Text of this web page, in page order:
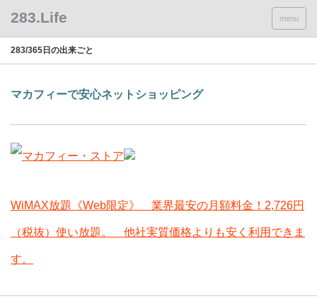
menu
283/365日の出来ごと
マカフィーで安心ネットショッピング
WiMAX放題《Web限定》 業界最安の月額料金！2,726円
（税抜）使い放題。 他社実質価格よりも安く利用できま
す。